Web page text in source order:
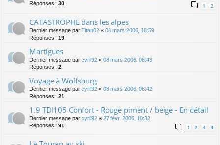
Réponses : 30 1 2
CATASTROPHE dans les alpes
Dernier message par Titan02 « 08 mars 2006, 18:59
Réponses : 19
Martigues
Dernier message par cyril92 « 08 mars 2006, 08:43
Réponses : 2
Voyage à Wolfsburg
Dernier message par cyril92 « 08 mars 2006, 08:42
Réponses : 21
1.9 TDI105 Confort - Rouge piment / beige - En détail
Dernier message par cyril92 « 27 févr. 2006, 10:32
Réponses : 91 1 2 3 4